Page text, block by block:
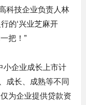
科技企业负责人林
的‘兴业芝麻开
把！”
小企业成长上市计
成长、成熟等不同
为企业提供贷款资